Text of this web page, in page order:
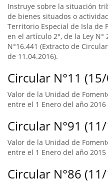
Instruye sobre la situación
de bienes situados o
Territorio Especial de Isla de
en el artículo 2°, de la Ley
N°16.441 (Extracto de
de 11.04.2016).
Circular N°11
Valor de la Unidad de
entre el 1 Enero del año
Circular N°91
Valor de la Unidad de
entre el 1 Enero del año
Circular N°86